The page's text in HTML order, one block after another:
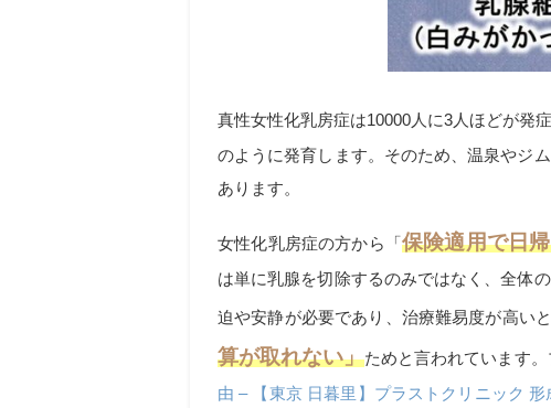
真性女性化乳房症は10000人に3人ほどが発
のように発育します。そのため、温泉やジ
あります。
女性化乳房症の方から「保険適用で日
は単に乳腺を切除するのみではなく、全体
迫や安静が必要であり、治療難易度が高い
算が取れない」ためと言われています
由 – 【東京 日暮里】プラストクリニック